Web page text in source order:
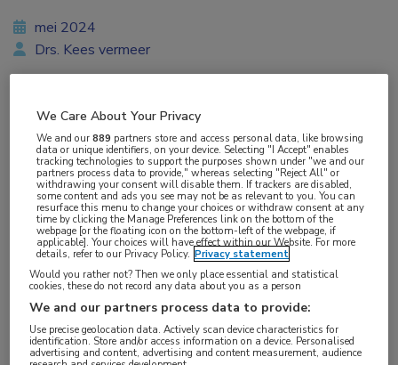
2 recente studies lieten goede resultaten zien
mei 2024
Drs. Kees vermeer
Vakgebieden:
Gastro-enterologie
Aandachtsgebieden:
IBD
Tags:
budesonide,colitis,diarree
We Care About Your Privacy
We and our889 partners store and access personal data, like browsing
data or unique identifiers, on your device. Selecting "I Accept" enables
tracking technologies to support the purposes shown under "we and our
partners process data to provide," whereas selecting "Reject All" or
withdrawing your consent will disable them. If trackers are disabled,
some content and ads you see may not be as relevant to you. You can
resurface this menu to change your choices or withdraw consent at any
time by clicking the Manage Preferences link on the bottom of the
webpage [or the floating icon on the bottom-left of the webpage, if
applicable]. Your choices will have effect within our Website. For more
details, refer to our Privacy Policy. Privacy statement
Would you rather not? Then we only place essential and statistical
cookies, these do not record any data about you as a person
We and our partners process data to provide:
Use precise geolocation data. Actively scan device characteristics for
identification. Store and/or access information on a device. Personalised
advertising and content, advertising and content measurement, audience